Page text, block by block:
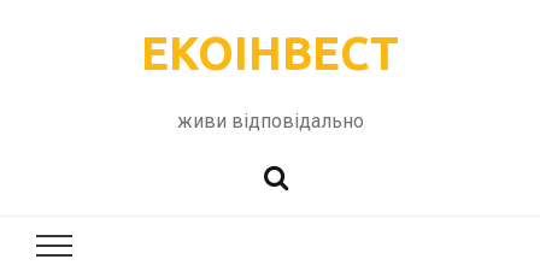
ЕКОІНВЕСТ
живи відповідально